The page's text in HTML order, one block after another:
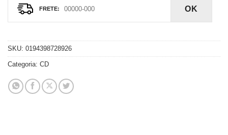
OK
SKU: 0194398728926
Categoria: CD